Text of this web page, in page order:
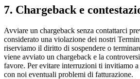
7. Chargeback e
Avviare un chargeback senza contattarci
considerato una violazione dei nostri
riserviamo il diritto di sospendere o
viene avviato un chargeback e la
favore. Per evitare interruzioni ti invitiamo
con noi eventuali problemi di fatturazione.